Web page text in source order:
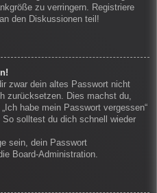
zu verringern. Registriere
den Diskussionen teil!
zwar dein altes Passwort nicht
zurücksetzen. Dies machst du,
habe mein Passwort vergessen“
solltest du dich schnell wieder
sein, dein Passwort
Board-Administration.